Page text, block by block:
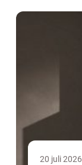
20 juli 2026